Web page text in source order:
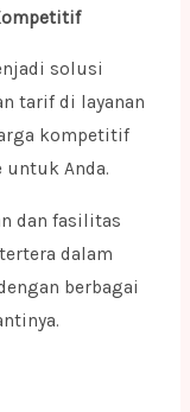
solusi
tarif di layanan
kompetitif
Anda.
dan fasilitas
dalam
berbagai